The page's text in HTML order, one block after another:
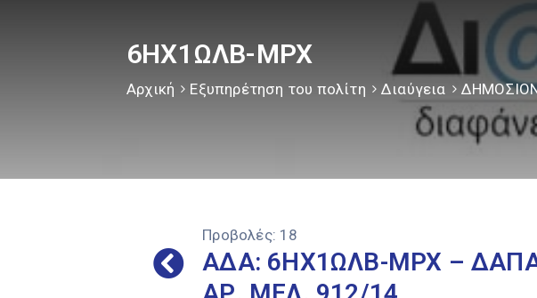
6ΗΧ1ΩΛΒ-ΜΡΧ
Αρχική Εξυπηρέτηση του πολίτη Διαύγεια
Προβολές: 18
ΑΔΑ: 6ΗΧ1ΩΛΒ-ΜΡΧ –